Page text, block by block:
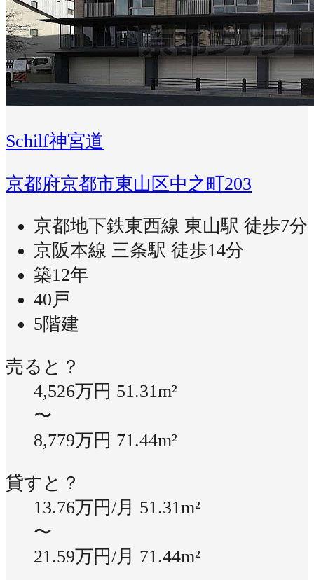
Schilf神宮道
京都府京都市東山区中之町203
京都地下鉄東西線 東山駅 徒歩7分
京阪本線 三条駅 徒歩14分
築12年
40戸
5階建
売ると？
4,526万円 51.31m²
〜
8,779万円 71.44m²
貸すと？
13.76万円/月 51.31m²
〜
21.59万円/月 71.44m²